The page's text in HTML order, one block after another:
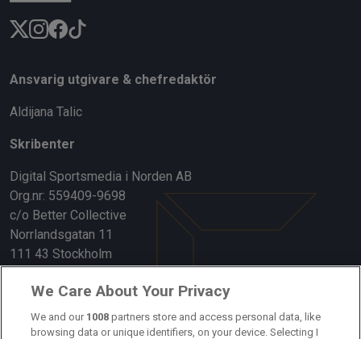
Ansvarig utgivare & chefredaktör
Aldijana Talic
Skribenter
Digital Sportsmedia i Norden AB
Org.nr: 559409-9698
c/o Better Collective
Norrlandsgatan 11
111 43 Stockholm
Länkar
Om oss
We Care About Your Privacy
We and our 1008 partners store and access personal data, like
browsing data or unique identifiers, on your device. Selecting I